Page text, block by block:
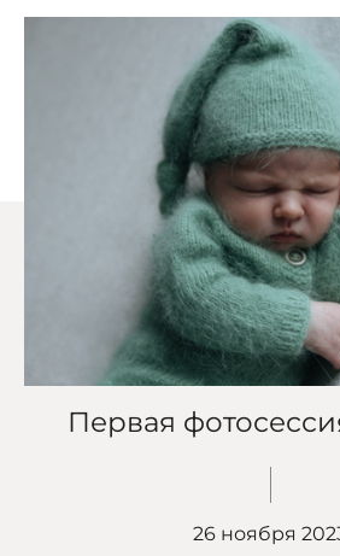
Первая
26 ноября